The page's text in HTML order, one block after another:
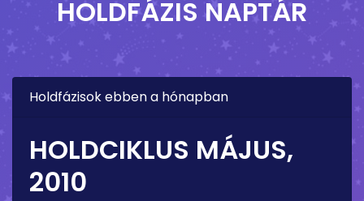
HOLDFÁZIS NAPTÁR
Holdfázisok ebben a hónapban
HOLDCIKLUS MÁJUS,
2010